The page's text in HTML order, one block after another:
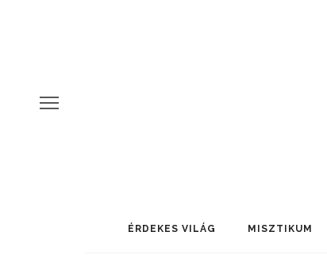
ÉRDEKES VILÁG MISZTIKUM